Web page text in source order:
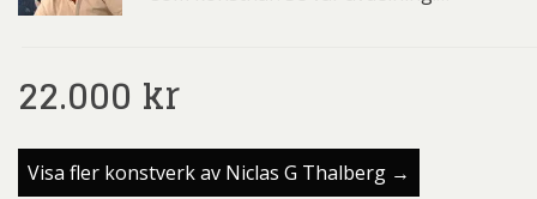
22.000 kr
Visa fler konstverk av Niclas G Thalberg →